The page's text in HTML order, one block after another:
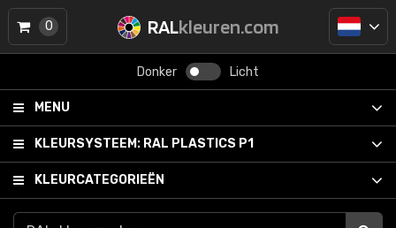
RALkleuren.com
Donker Licht
MENU
KLEURSYSTEEM: RAL PLASTICS P1
KLEURCATEGORIEËN
0